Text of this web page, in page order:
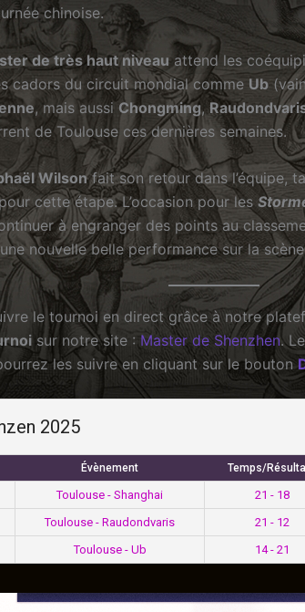
chinoise.
de très haut niveauattend les
cadors du circuit mondial comme Ub
, mais aussiChongming,
de Toulouse ces dernières semaines.
Wilsonfait son retour dans l’équipe,
cette étape. L’occasion pour les
à engranger des points au
nouvelle belle performance sur la
le tournoi en direct grâce à notre
sur notre site : Master de Shenzhen.
les suivre en cliquant sur le bouton
2025
Évènement Temps/
Toulouse - Shanghai 21 - 18
Toulouse - Raudondvaris 21 - 12
Toulouse - Ub 14 - 21